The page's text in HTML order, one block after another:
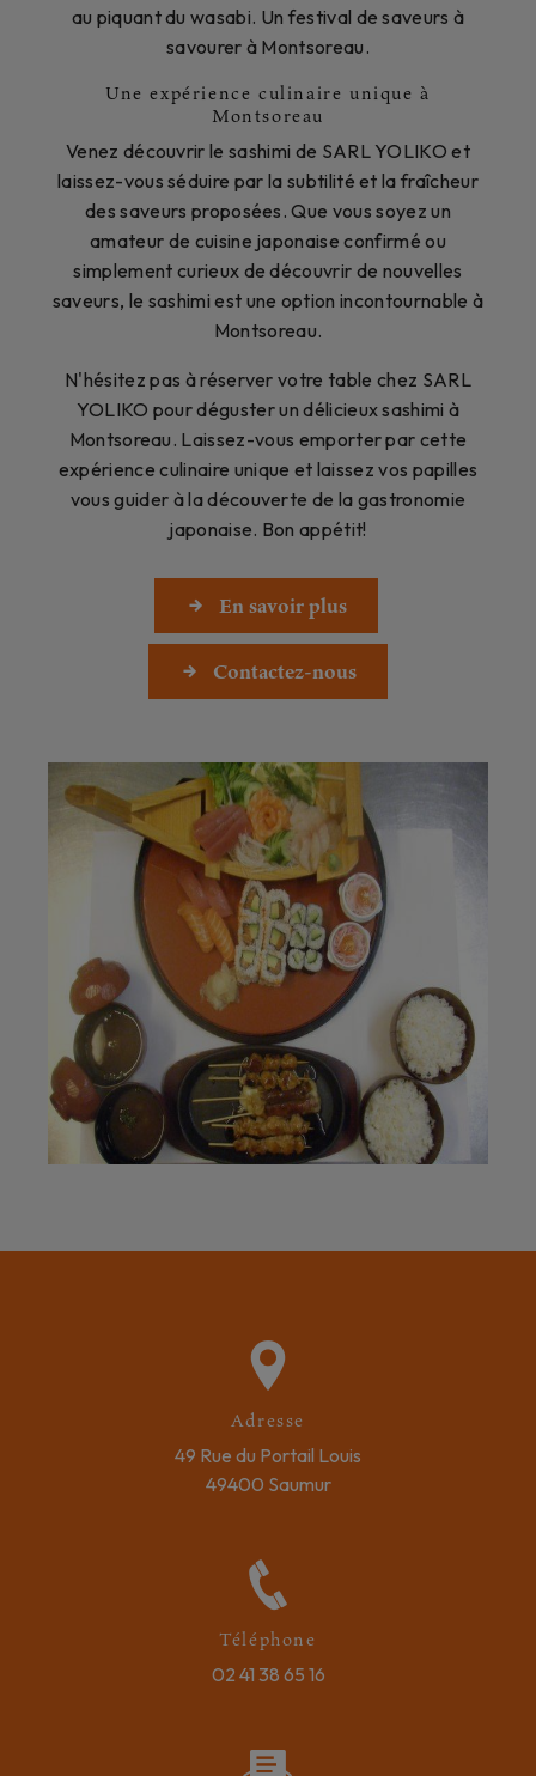
au piquant du wasabi. Un festival de saveurs à
savourer à Montsoreau.
Une expérience culinaire unique à
Montsoreau
Venez découvrir le sashimi de SARL YOLIKO et
laissez-vous séduire par la subtilité et la fraîcheur
des saveurs proposées. Que vous soyez un
amateur de cuisine japonaise confirmé ou
simplement curieux de découvrir de nouvelles
saveurs, le sashimi est une option incontournable à
Montsoreau.
N'hésitez pas à réserver votre table chez SARL
YOLIKO pour déguster un délicieux sashimi à
Montsoreau. Laissez-vous emporter par cette
expérience culinaire unique et laissez vos papilles
vous guider à la découverte de la gastronomie
japonaise. Bon appétit!
En savoir plus
Contactez-nous
Adresse
49 Rue du Portail Louis
49400 Saumur
Téléphone
02 41 38 65 16